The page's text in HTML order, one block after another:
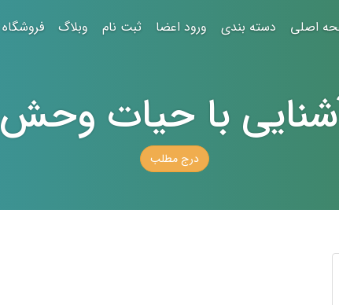
اصلی دسته بندی ورود اعضا ثبت نام وبلاگ فروشگاه
با حیات وحش
درج مطلب